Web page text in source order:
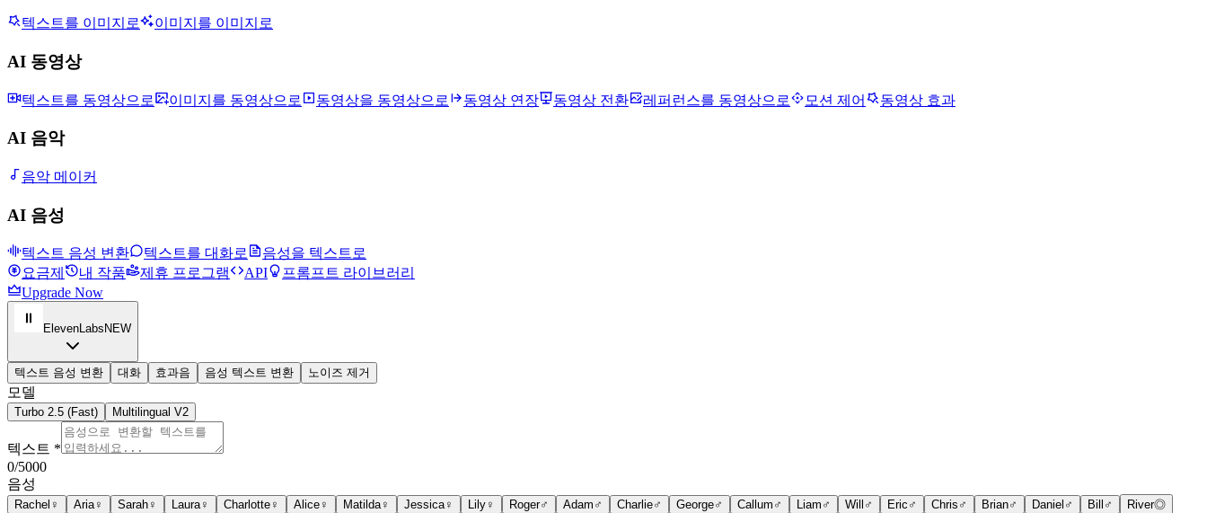
텍스트를 이미지로 이미지를 이미지로
AI 동영상
텍스트를 동영상으로 이미지를 동영상으로 동영상을 동영상으로 동영상 연장 동영상 전환 레퍼런스를 동영상으로 모션 제어 동영상 효과
AI 음악
음악 메이커
AI 음성
텍스트 음성 변환 텍스트를 대화로
음성을 텍스트로
요금제
내 작품 제휴 프로그램 API
프롬프트 라이브러리
Upgrade Now
ElevenLabs NEW
텍스트 음성 변환 대화 효과음 음성 텍스트 변환 노이즈 제거
모델
Turbo 2.5 (Fast) Multilingual V2
텍스트 *
0/5000
음성
Rachel ♀ Aria♀ Sarah ♀ Laura♀ Charlotte ♀ Alice ♀ Matilda♀ Jessica♀ Lily ♀ Roger♂ Adam ♂ Charlie♂ George♂ Callum ♂ Liam ♂ Will ♂ Eric ♂ Chris ♂ Brian♂ Daniel ♂ Bill ♂ River◎